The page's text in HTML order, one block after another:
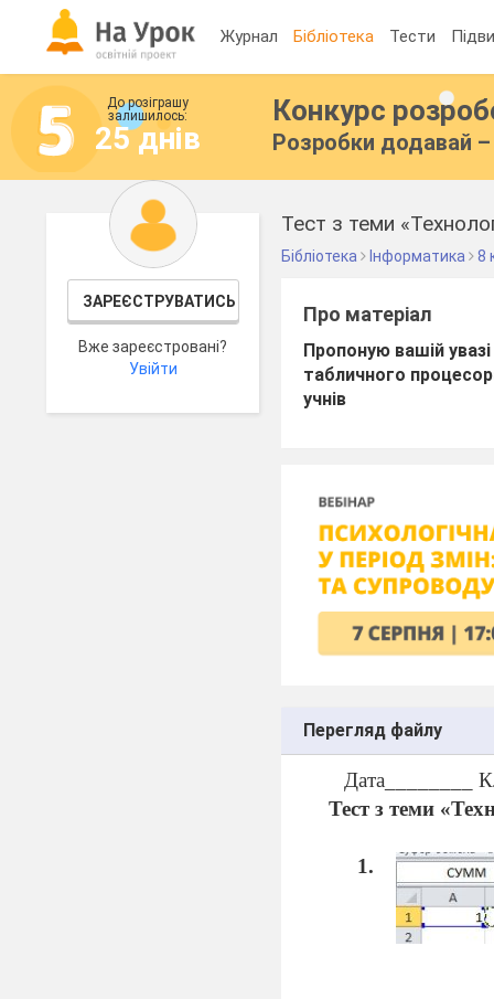
Журнал Бібліотека Тести
До розіграшу
залишилось:
25 днів
Конкурс
Розробки додавай –
ЗАРЕЄСТРУВАТИСЬ
Вже зареєстровані?
Увійти
Тест з теми
Бібліотека Інформатика 8
Про матеріал
Пропоную вашій
табличного
учнів
Перегляд файлу
Дата________
Тест з теми